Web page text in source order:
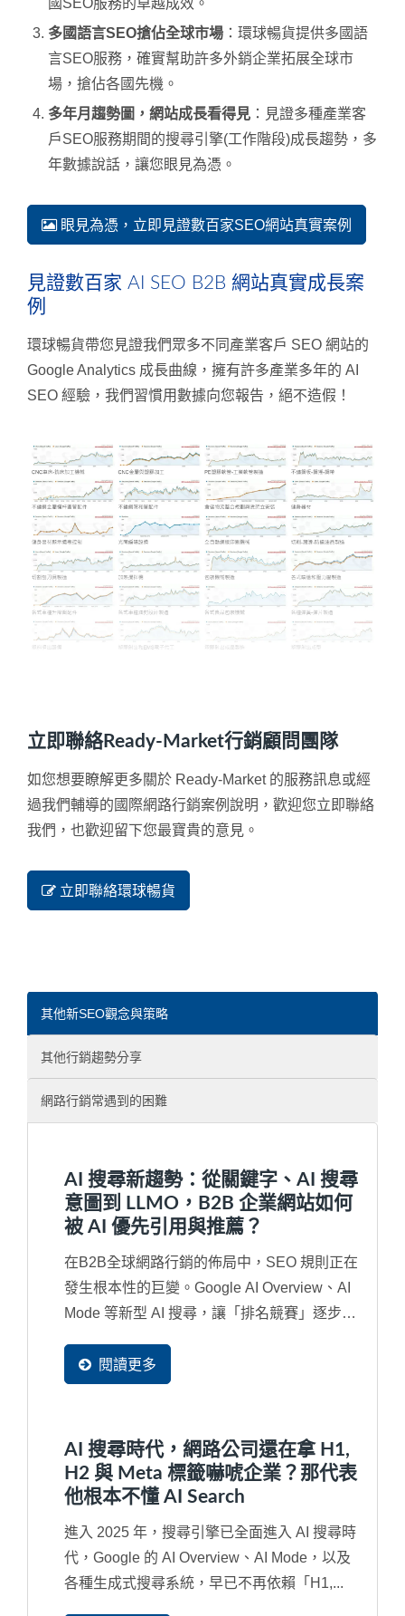
多國語言SEO搶佔全球市場 ：環球暢貨提供多國語
言SEO服務，確實幫助許多外銷企業拓展全球市
場，搶佔各國先機。
多年月趨勢圖，網站成長看得見 ：見證多種產業客
戶SEO服務期間的搜尋引擎(工作階段)成長趨勢，多
年數據說話，讓您眼見為憑。
眼見為憑，立即見證數百家SEO網站真實案例
見證數百家 AI SEO B2B 網站真實成長案
例
環球暢貨帶您見證我們眾多不同產業客戶 SEO 網站的
Google Analytics 成長曲線，擁有許多產業多年的 AI
SEO 經驗，我們習慣用數據向您報告，絕不造假！
立即聯絡Ready-Market行銷顧問團隊
如您想要瞭解更多關於 Ready-Market 的服務訊息或經
過我們輔導的國際網路行銷案例說明，歡迎您立即聯絡
我們，也歡迎留下您最寶貴的意見。
立即聯絡環球暢貨
其他新SEO觀念與策略
其他行銷趨勢分享
網路行銷常遇到的困難
AI 搜尋新趨勢：從關鍵字、AI 搜尋
意圖到 LLMO，B2B 企業網站如何
被 AI 優先引用與推薦？
在B2B全球網路行銷的佈局中，SEO 規則正在
發生根本性的巨變。Google AI Overview、AI
Mode 等新型 AI 搜尋，讓「排名競賽」逐步演
閱讀更多
AI 搜尋時代，網路公司還在拿 H1,
H2 與 Meta 標籤嚇唬企業？那代表
他根本不懂 AI Search
進入 2025 年，搜尋引擎已全面進入 AI 搜尋時
代，Google 的 AI Overview、AI Mode，以及
各種生成式搜尋系統，早已不再依賴「H1,...